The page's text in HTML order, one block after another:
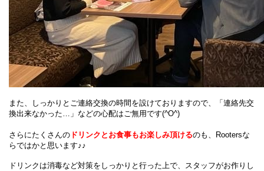
また、しっかりとご連絡交換の時間を設けておりますので、「連絡先交
換出来なかった…」などの心配はご無用です(^O^)
さらにたくさんの ドリンクとお食事もお楽しみ頂けるのも、Rootersな
らではかと思います♪♪
ドリンクは消毒など対策をしっかりと行った上で、スタッフがお作りし